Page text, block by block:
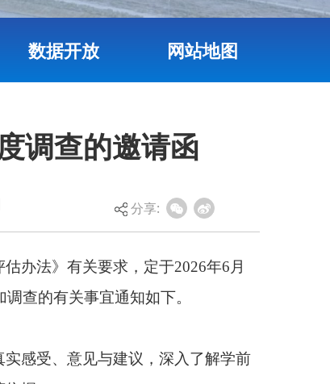
数据开放 网站地图
调查的邀请函
分享:
2026年6月
。
深入了解学前